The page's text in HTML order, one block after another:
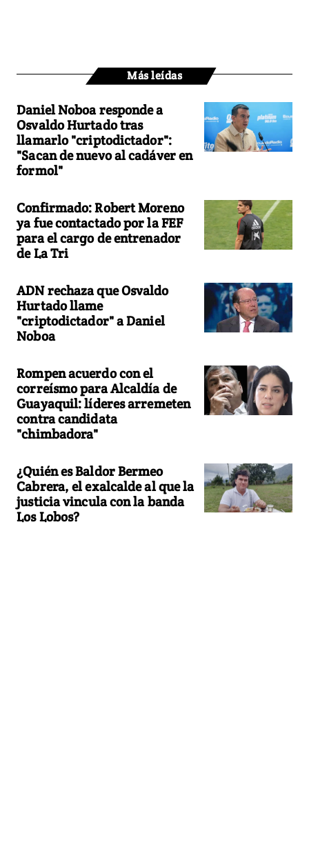
Más leídas
Daniel Noboa responde a
Osvaldo Hurtado tras
llamarlo "criptodictador":
"Sacan de nuevo al cadáver en
formol"
Confirmado: Robert Moreno
ya fue contactado por la FEF
para el cargo de entrenador
de La Tri
ADN rechaza que Osvaldo
Hurtado llame
"criptodictador" a Daniel
Noboa
Rompen acuerdo con el
correísmo para Alcaldía de
Guayaquil: líderes arremeten
contra candidata
"chimbadora"
¿Quién es Baldor Bermeo
Cabrera, el exalcalde al que la
justicia vincula con la banda
Los Lobos?